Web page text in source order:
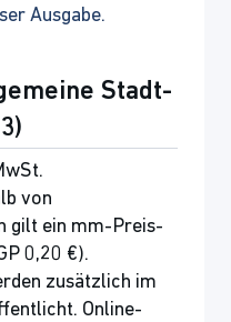
Ausgabe.
Stadt-
von
gilt ein mm-Preis-
0,20 €).
zusätzlich im
Online-